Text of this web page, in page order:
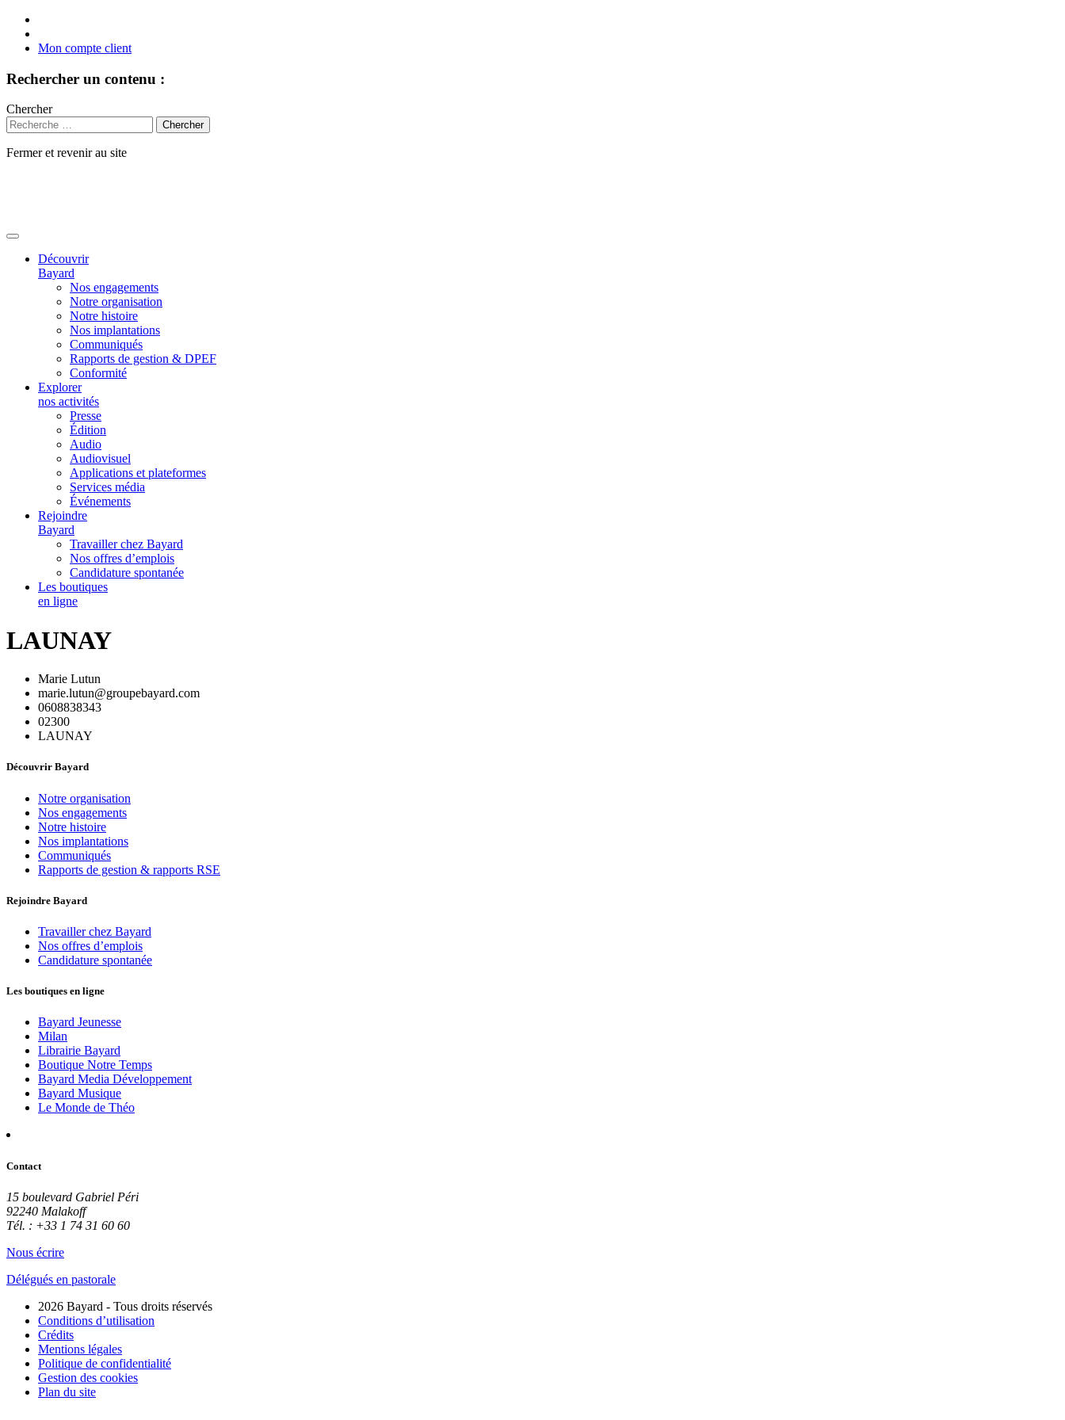
Mon compte client
Rechercher un contenu :
Chercher
Fermer et revenir au site
Découvrir
Bayard
Nos engagements
Notre organisation
Notre histoire
Nos implantations
Communiqués
Rapports de gestion & DPEF
Conformité
Explorer
nos activités
Presse
Édition
Audio
Audiovisuel
Applications et plateformes
Services média
Événements
Rejoindre
Bayard
Travailler chez Bayard
Nos offres d’emplois
Candidature spontanée
Les boutiques
en ligne
LAUNAY
Marie Lutun
marie.lutun@groupebayard.com
0608838343
02300
LAUNAY
Découvrir Bayard
Notre organisation
Nos engagements
Notre histoire
Nos implantations
Communiqués
Rapports de gestion & rapports RSE
Rejoindre Bayard
Travailler chez Bayard
Nos offres d’emplois
Candidature spontanée
Les boutiques en ligne
Bayard Jeunesse
Milan
Librairie Bayard
Boutique Notre Temps
Bayard Media Développement
Bayard Musique
Le Monde de Théo
Contact
15 boulevard Gabriel Péri
92240 Malakoff
Tél. : +33 1 74 31 60 60
Nous écrire
Délégués en pastorale
2026 Bayard - Tous droits réservés
Conditions d’utilisation
Crédits
Mentions légales
Politique de confidentialité
Gestion des cookies
Plan du site